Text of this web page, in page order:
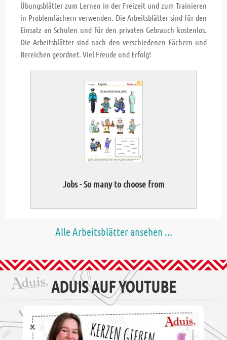
Übungsblätter zum Lernen in der Freizeit und zum Trainieren
in Problemfächern verwenden. Die Arbeitsblätter sind für den
Einsatz an Schulen und für den privaten Gebrauch kostenlos.
Die Arbeitsblätter sind nach den verschiedenen Fächern und
Bereichen geordnet. Viel Freude und Erfolg!
Jobs - So many to choose from
Alle Arbeitsblätter ansehen ...
ADUIS AUF YOUTUBE